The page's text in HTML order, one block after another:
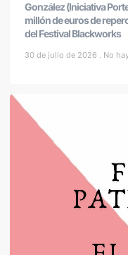
González (Iniciativa
millón de euros de
del Festival Blackworks
30 de julio de 2026 No